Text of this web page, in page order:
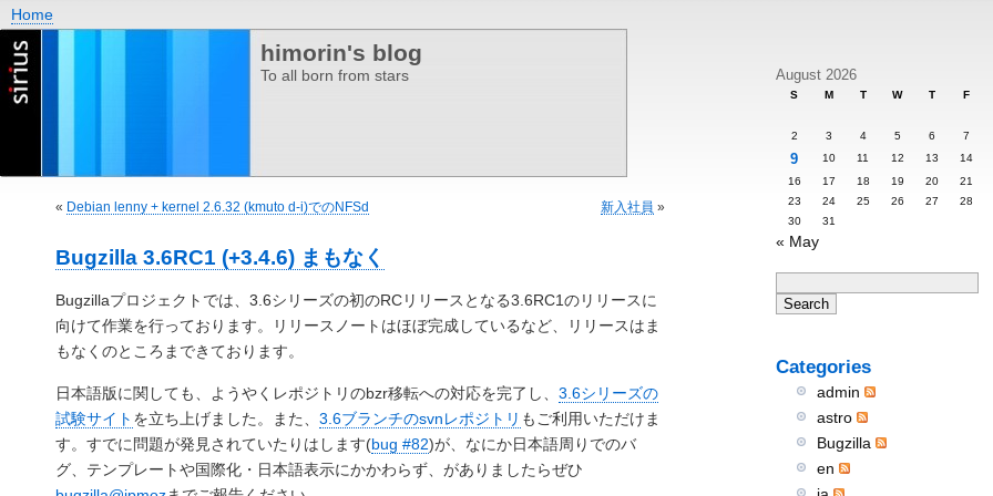
Home
himorin's blog
To all born from stars
« Debian lenny + kernel 2.6.32 (kmuto d-i)でのNFSd 新入社員 »
Bugzilla 3.6RC1 (+3.4.6) まもなく
Bugzillaプロジェクトでは、3.6シリーズの初のRCリリースとなる3.6RC1のリリースに
向けて作業を行っております。リリースノートはほぼ完成しているなど、リリースはま
もなくのところまできております。
日本語版に関しても、ようやくレポジトリのbzr移転への対応を完了し、 3.6シリーズの
試験サイト を立ち上げました。また、 3.6ブランチのsvnレポジトリ もご利用いただけま
す。すでに問題が発見されていたりはします(bug #82)が、なにか日本語周りでのバ
グ、テンプレートや国際化・日本語表示にかかわらず、がありましたらぜひ
August 2026
S M T W T F
2
3 4 5 6 7
9 10 11 12 13 14
16
17 18 19 20 21
23
24 25 26 27 28
30
31
« May
Categories
admin
astro
Bugzilla
en